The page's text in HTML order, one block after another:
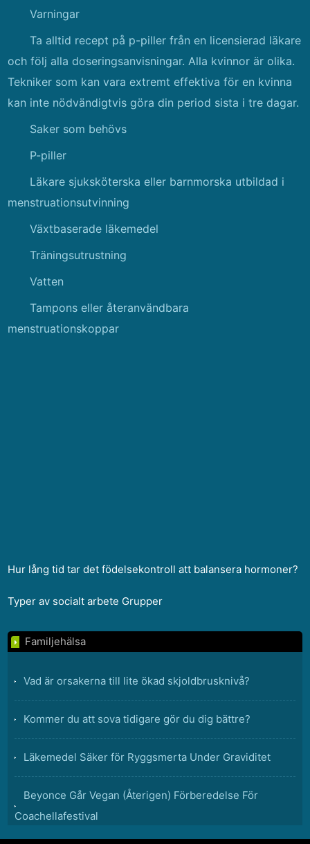
Varningar
Ta alltid recept på p-piller från en licensierad läkare
och följ alla doseringsanvisningar. Alla kvinnor är olika.
Tekniker som kan vara extremt effektiva för en kvinna
kan inte nödvändigtvis göra din period sista i tre dagar.
Saker som behövs
P-piller
Läkare sjuksköterska eller barnmorska utbildad i
menstruationsutvinning
Växtbaserade läkemedel
Träningsutrustning
Vatten
Tampons eller återanvändbara
menstruationskoppar
Hur lång tid tar det födelsekontroll att balansera hormoner?
Typer av socialt arbete Grupper
Familjehälsa
Vad är orsakerna till lite ökad skjoldbrusknivå?
Kommer du att sova tidigare gör du dig bättre?
Läkemedel Säker för Ryggsmerta Under Graviditet
Beyonce Går Vegan (Återigen) Förberedelse För
Coachellafestival